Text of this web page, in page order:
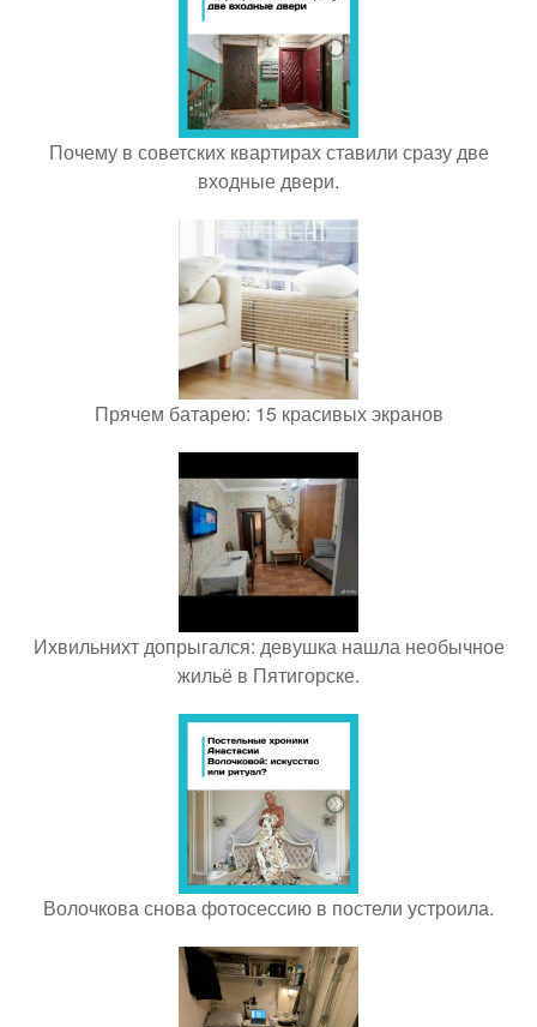
Почему в советских квартирах ставили сразу две
входные двери.
Прячем батарею: 15 красивых экранов
Ихвильнихт допрыгался: девушка нашла необычное
жильё в Пятигорске.
Волочкова снова фотосессию в постели устроила.